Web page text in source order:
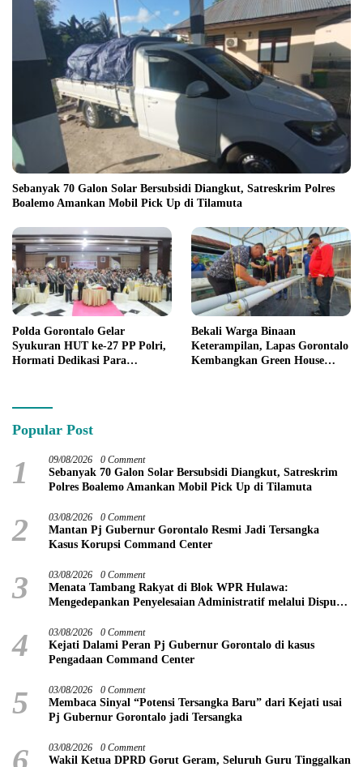
Sebanyak 70 Galon Solar Bersubsidi Diangkut, Satreskrim Polres
Boalemo Amankan Mobil Pick Up di Tilamuta
Polda Gorontalo Gelar
Syukuran HUT ke-27 PP Polri,
Hormati Dedikasi Para
Bekali Warga Binaan
Keterampilan, Lapas Gorontalo
Kembangkan Green House
Popular Post
1 09/08/2026 0 Comment
Sebanyak 70 Galon Solar Bersubsidi Diangkut, Satreskrim
Polres Boalemo Amankan Mobil Pick Up di Tilamuta
2 03/08/2026 0 Comment
Mantan Pj Gubernur Gorontalo Resmi Jadi Tersangka
Kasus Korupsi Command Center
3 03/08/2026 0 Comment
Menata Tambang Rakyat di Blok WPR Hulawa:
Mengedepankan Penyelesaian Administratif melalui Dispute
4 03/08/2026 0 Comment
Kejati Dalami Peran Pj Gubernur Gorontalo di kasus
Pengadaan Command Center
5 03/08/2026 0 Comment
Membaca Sinyal “Potensi Tersangka Baru” dari Kejati usai
Pj Gubernur Gorontalo jadi Tersangka
03/08/2026 0 Comment
Wakil Ketua DPRD Gorut Geram, Seluruh Guru Tinggalkan